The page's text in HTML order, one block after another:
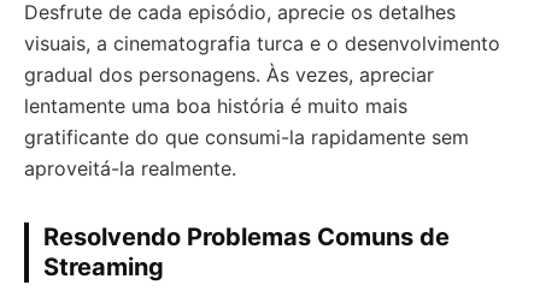
Desfrute de cada episódio, aprecie os detalhes
visuais, a cinematografia turca e o desenvolvimento
gradual dos personagens. Às vezes, apreciar
lentamente uma boa história é muito mais
gratificante do que consumi-la rapidamente sem
aproveitá-la realmente.
Resolvendo Problemas Comuns de
Streaming